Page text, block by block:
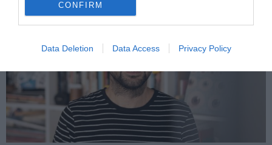
CONFIRM
Data Deletion Data Access Privacy Policy